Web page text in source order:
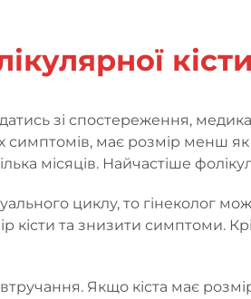
зі спостереження,
має розмір менш як
місяців. Найчастіше
циклу, то гінеколог
та знизити симптоми.
Якщо кіста має